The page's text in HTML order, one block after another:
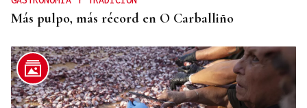
Más pulpo, más récord en O Carballiño